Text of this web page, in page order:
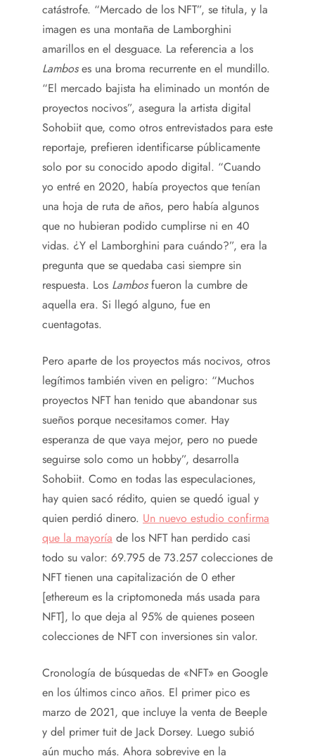
catástrofe. “Mercado de los NFT”, se titula, y la
imagen es una montaña de Lamborghini
amarillos en el desguace. La referencia a los
Lamboses una broma recurrente en el mundillo.
“El mercado bajista ha eliminado un montón de
proyectos nocivos”, asegura la artista digital
Sohobiit que, como otros entrevistados para este
reportaje, prefieren identificarse públicamente
solo por su conocido apodo digital. “Cuando
yo entré en 2020, había proyectos que tenían
una hoja de ruta de años, pero había algunos
que no hubieran podido cumplirse ni en 40
vidas. ¿Y el Lamborghini para cuándo?”, era la
pregunta que se quedaba casi siempre sin
respuesta. Los Lambosfueron la cumbre de
aquella era. Si llegó alguno, fue en
cuentagotas.
Pero aparte de los proyectos más nocivos, otros
legítimos también viven en peligro: “Muchos
proyectos NFT han tenido que abandonar sus
sueños porque necesitamos comer. Hay
esperanza de que vaya mejor, pero no puede
seguirse solo como un hobby”, desarrolla
Sohobiit. Como en todas las especulaciones,
hay quien sacó rédito, quien se quedó igual y
quien perdió dinero. Un nuevo estudio confirma
que la mayoría de los NFT han perdido casi
todo su valor: 69.795 de 73.257 colecciones de
NFT tienen una capitalización de 0 ether
[ethereum es la criptomoneda más usada para
NFT], lo que deja al 95% de quienes poseen
colecciones de NFT con inversiones sin valor.
Cronología de búsquedas de «NFT» en Google
en los últimos cinco años. El primer pico es
marzo de 2021, que incluye la venta de Beeple
y del primer tuit de Jack Dorsey. Luego subió
aún mucho más. Ahora sobrevive en la